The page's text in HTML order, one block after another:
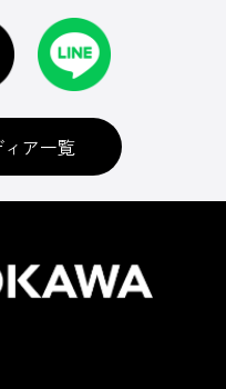
ア一覧